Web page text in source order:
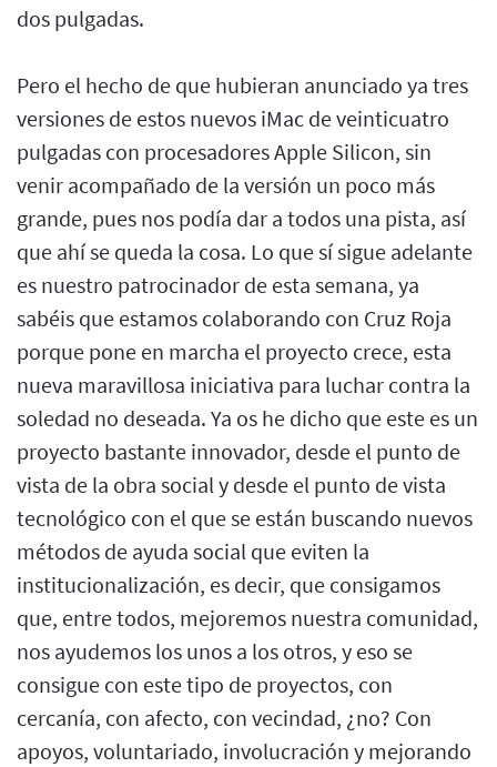
dos pulgadas.
Pero el hecho de que hubieran anunciado ya tres
versiones de estos nuevos iMac de veinticuatro
pulgadas con procesadores Apple Silicon, sin
venir acompañado de la versión un poco más
grande, pues nos podía dar a todos una pista, así
que ahí se queda la cosa. Lo que sí sigue adelante
es nuestro patrocinador de esta semana, ya
sabéis que estamos colaborando con Cruz Roja
porque pone en marcha el proyecto crece, esta
nueva maravillosa iniciativa para luchar contra la
soledad no deseada. Ya os he dicho que este es un
proyecto bastante innovador, desde el punto de
vista de la obra social y desde el punto de vista
tecnológico con el que se están buscando nuevos
métodos de ayuda social que eviten la
institucionalización, es decir, que consigamos
que, entre todos, mejoremos nuestra comunidad,
nos ayudemos los unos a los otros, y eso se
consigue con este tipo de proyectos, con
cercanía, con afecto, con vecindad, ¿no? Con
apoyos, voluntariado, involucración y mejorando